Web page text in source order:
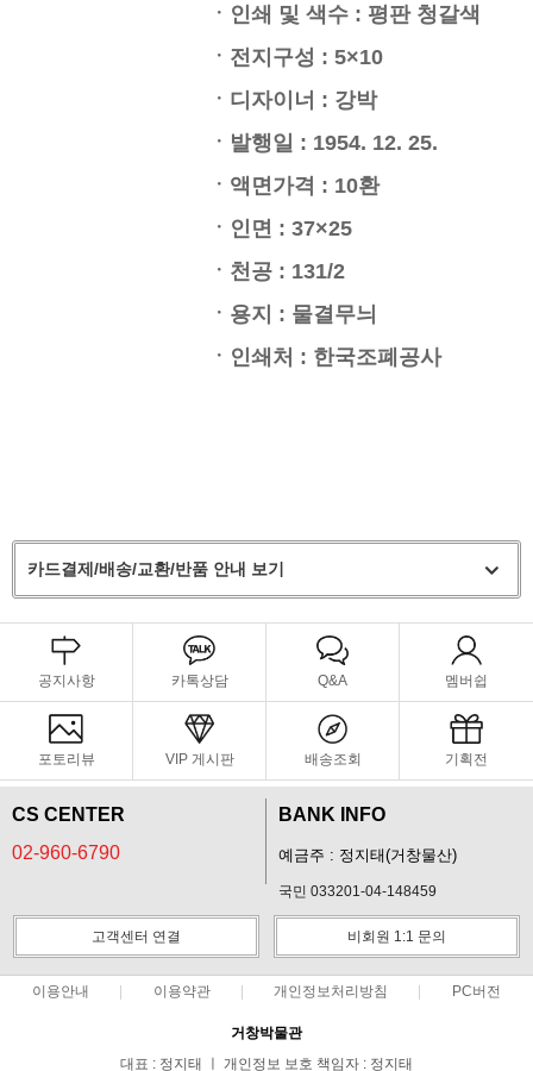
ㆍ인쇄 및 색수 : 평판 청갈색
ㆍ전지구성 : 5×10
ㆍ디자이너 : 강박
ㆍ발행일 : 1954. 12. 25.
ㆍ액면가격 : 10환
ㆍ인면 : 37×25
ㆍ천공 : 131/2
ㆍ용지 : 물결무늬
ㆍ인쇄처 : 한국조폐공사
카드결제/배송/교환/반품 안내 보기
공지사항 카톡상담 Q&A 멤버쉽
포토리뷰 VIP 게시판 배송조회 기획전
CS CENTER
02-960-6790
BANK INFO
예금주 : 정지태(거창물산)
국민 033201-04-148459
고객센터 연결 비회원 1:1 문의
이용안내 이용약관 개인정보처리방침 PC버전
거창박물관
대표 : 정지태 ㅣ 개인정보 보호 책임자 : 정지태